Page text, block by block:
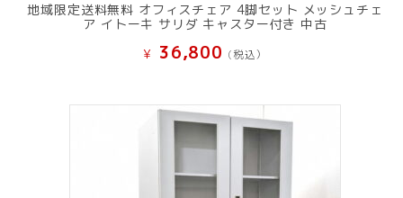
地域限定送料無料 オフィスチェア 4脚セット メッシュチェ
ア イトーキ サリダ キャスター付き 中古
¥ 36,800 (税込）